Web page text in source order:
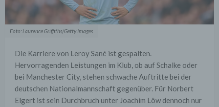
Foto: Laurence Griffiths/Getty Images
Die Karriere von Leroy Sané ist gespalten.
Hervorragenden Leistungen im Klub, ob auf Schalke oder
bei Manchester City, stehen schwache Auftritte bei der
deutschen Nationalmannschaft gegenüber. Für Norbert
Elgert ist sein Durchbruch unter Joachim Löw dennoch nur